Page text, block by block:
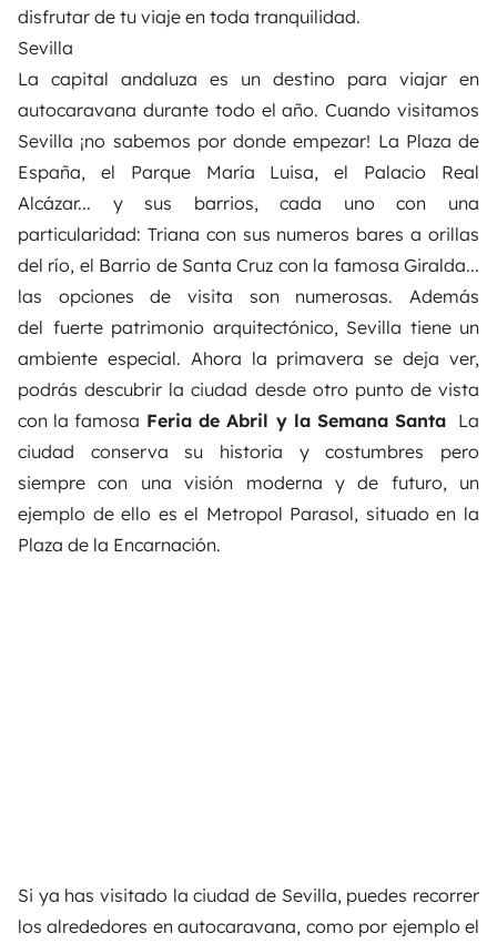
disfrutar de tu viaje en toda tranquilidad.
Sevilla
La capital andaluza es un destino para viajar en
autocaravana durante todo el año. Cuando visitamos
Sevilla ¡no sabemos por donde empezar! La Plaza de
España, el Parque María Luisa, el Palacio Real
Alcázar... y sus barrios, cada uno con una
particularidad: Triana con sus numeros bares a orillas
del río, el Barrio de Santa Cruz con la famosa Giralda...
las opciones de visita son numerosas. Además
del fuerte patrimonio arquitectónico, Sevilla tiene un
ambiente especial. Ahora la primavera se deja ver,
podrás descubrir la ciudad desde otro punto de vista
con la famosa Feria de Abril y la Semana Santa La
ciudad conserva su historia y costumbres pero
siempre con una visión moderna y de futuro, un
ejemplo de ello es el Metropol Parasol, situado en la
Plaza de la Encarnación.
Si ya has visitado la ciudad de Sevilla, puedes recorrer
los alrededores en autocaravana, como por ejemplo el